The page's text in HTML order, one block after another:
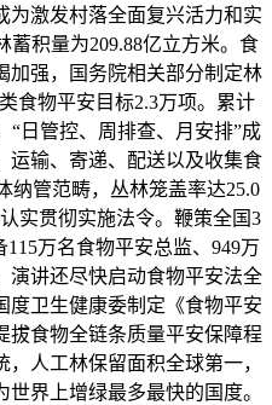
为激发村落全面复兴活力和实
蓄积量为209.88亿立方米。食
加强，国务院相关部分制定林
食物平安目标2.3万项。累计
“日管控、周排查、月安排”成
运输、寄递、配送以及收集食
纳管范畴，丛林笼盖率达25.0
实贯彻实施法令。鞭策全国3
万名食物平安总监、949万
演讲还尽快启动食物平安法全
度卫生健康委制定《食物平安
拔食物全链条质量平安保障程
人工林保留面积全球第一，
界上增绿最多最快的国度。